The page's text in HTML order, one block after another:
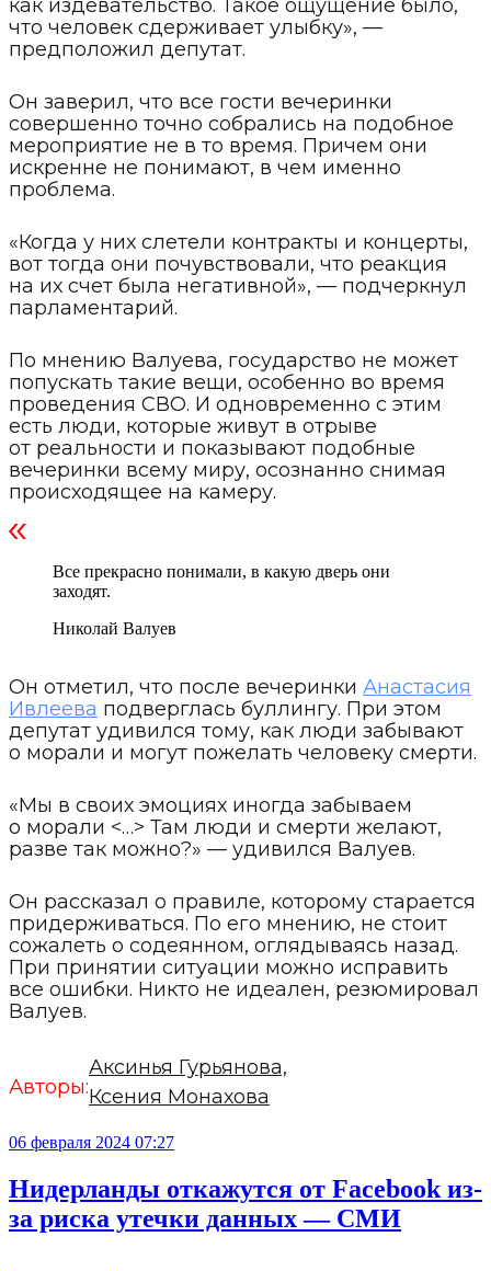
как издевательство. Такое ощущение было,
что человек сдерживает улыбку», —
предположил депутат.
Он заверил, что все гости вечеринки
совершенно точно собрались на подобное
мероприятие не в то время. Причем они
искренне не понимают, в чем именно
проблема.
«Когда у них слетели контракты и концерты,
вот тогда они почувствовали, что реакция
на их счет была негативной», — подчеркнул
парламентарий.
По мнению Валуева, государство не может
попускать такие вещи, особенно во время
проведения СВО. И одновременно с этим
есть люди, которые живут в отрыве
от реальности и показывают подобные
вечеринки всему миру, осознанно снимая
происходящее на камеру.
Все прекрасно понимали, в какую дверь они
заходят.
Николай Валуев
Он отметил, что после вечеринки Анастасия
Ивлеева подверглась буллингу. При этом
депутат удивился тому, как люди забывают
о морали и могут пожелать человеку смерти.
«Мы в своих эмоциях иногда забываем
о морали <…> Там люди и смерти желают,
разве так можно?» — удивился Валуев.
Он рассказал о правиле, которому старается
придерживаться. По его мнению, не стоит
сожалеть о содеянном, оглядываясь назад.
При принятии ситуации можно исправить
все ошибки. Никто не идеален, резюмировал
Валуев.
Авторы:
Аксинья Гурьянова,
Ксения Монахова
06 февраля 2024 07:27
Нидерланды откажутся от Facebook из-
за риска утечки данных — СМИ